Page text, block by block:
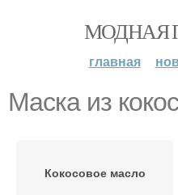
МОДНАЯ
главная
Маска из
Кокосовое масло